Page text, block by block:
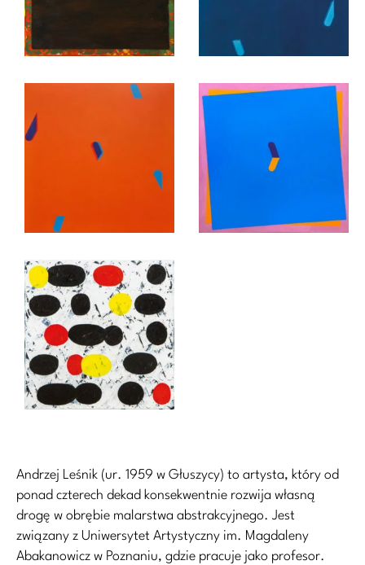
Andrzej Leśnik (ur. 1959 w Głuszycy) to artysta, który od
ponad czterech dekad konsekwentnie rozwija własną
drogę w obrębie malarstwa abstrakcyjnego. Jest
związany z Uniwersytet Artystyczny im. Magdaleny
Abakanowicz w Poznaniu, gdzie pracuje jako profesor.